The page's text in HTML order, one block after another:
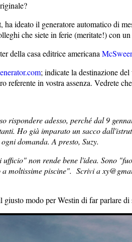
ha ideato il generatore automatico di
che siete in ferie (meritate!) con
della casa editrice americana
; indicate la destinazione
referente in vostra assenza. Vedrete
rispondere adesso, perché dal 9
Ho già imparato un sacco
domanda. A presto, Suzy.
non rende bene l'idea. Sono
moltissime piscine". Scrivi a
modo per Westin di far parlare di